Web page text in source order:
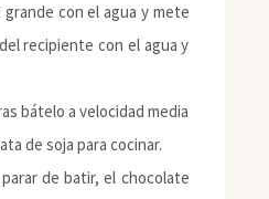
grande con el agua y mete
recipiente con el agua y
bátelo a velocidad media
de soja para cocinar.
de batir, el chocolate